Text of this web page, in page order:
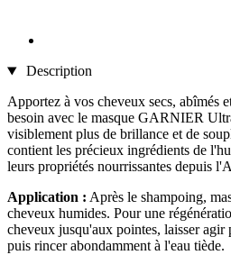
Description
Apportez à vos cheveux secs, abîmés
besoin avec le masque GARNIER
visiblement plus de brillance et de
contient les précieux ingrédients de
leurs propriétés nourrissantes depuis
Application : Après le shampoing,
cheveux humides. Pour une
cheveux jusqu'aux pointes, laisser agir
puis rincer abondamment à l'eau tiède.